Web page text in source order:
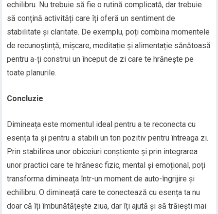
echilibru. Nu trebuie să fie o rutină complicată, dar trebuie
să conțină activități care îți oferă un sentiment de
stabilitate și claritate. De exemplu, poți combina momentele
de recunoștință, mișcare, meditație și alimentație sănătoasă
pentru a-ți construi un început de zi care te hrănește pe
toate planurile.
Concluzie
Dimineața este momentul ideal pentru a te reconecta cu
esența ta și pentru a stabili un ton pozitiv pentru întreaga zi.
Prin stabilirea unor obiceiuri conștiente și prin integrarea
unor practici care te hrănesc fizic, mental și emoțional, poți
transforma dimineața într-un moment de auto-îngrijire și
echilibru. O dimineață care te conectează cu esența ta nu
doar că îți îmbunătățește ziua, dar îți ajută și să trăiești mai